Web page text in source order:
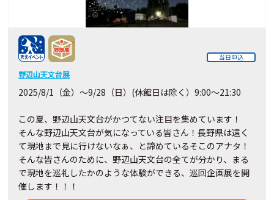
当日申込
野辺山天文台展
2025/8/1（金）～9/28（日）(休館日は除く）9:00～21:30
この夏、野辺山天文台がかつてない注目を集めています！
そんな野辺山天文台が気になっている皆さん！長野県は遠く
て現地まで見に行けないなぁ、と諦めているそこのアナタ！
そんな皆さんのために、野辺山天文台の全てが分かり、まる
で現地を巡礼したかのような体験ができる、巡回企画展を開
催します！！！